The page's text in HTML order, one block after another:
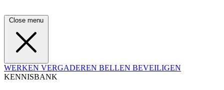
Close menu
WERKEN VERGADEREN BELLEN BEVEILIGEN
KENNISBANK